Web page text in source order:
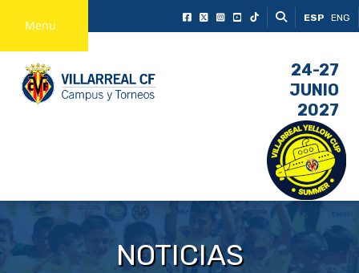
Menu ESP ENG
24-27
JUNIO
2027
NOTICIAS